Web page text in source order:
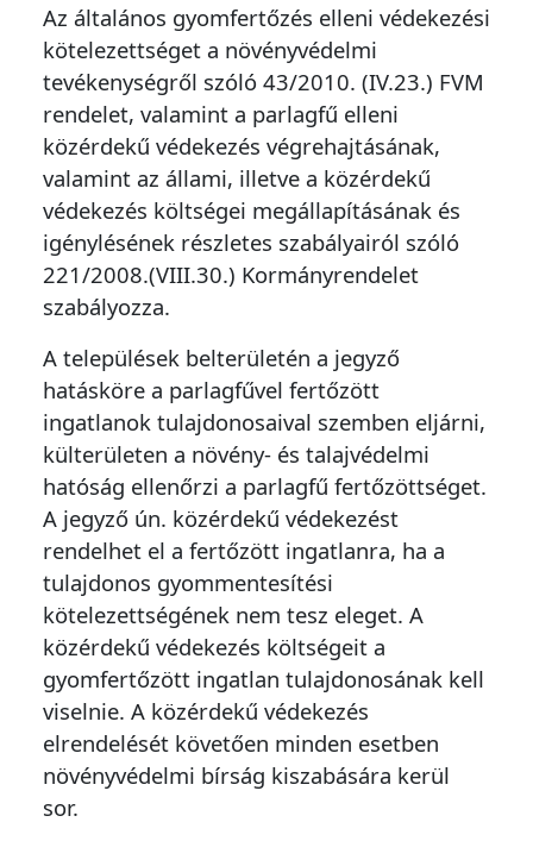
Az általános gyomfertőzés elleni védekezési
kötelezettséget a növényvédelmi
tevékenységről szóló 43/2010. (IV.23.) FVM
rendelet, valamint a parlagfű elleni
közérdekű védekezés végrehajtásának,
valamint az állami, illetve a közérdekű
védekezés költségei megállapításának és
igénylésének részletes szabályairól szóló
221/2008.(VIII.30.) Kormányrendelet
szabályozza.
A települések belterületén a jegyző
hatásköre a parlagfűvel fertőzött
ingatlanok tulajdonosaival szemben eljárni,
külterületen a növény- és talajvédelmi
hatóság ellenőrzi a parlagfű fertőzöttséget.
A jegyző ún. közérdekű védekezést
rendelhet el a fertőzött ingatlanra, ha a
tulajdonos gyommentesítési
kötelezettségének nem tesz eleget. A
közérdekű védekezés költségeit a
gyomfertőzött ingatlan tulajdonosának kell
viselnie. A közérdekű védekezés
elrendelését követően minden esetben
növényvédelmi bírság kiszabására kerül
sor.